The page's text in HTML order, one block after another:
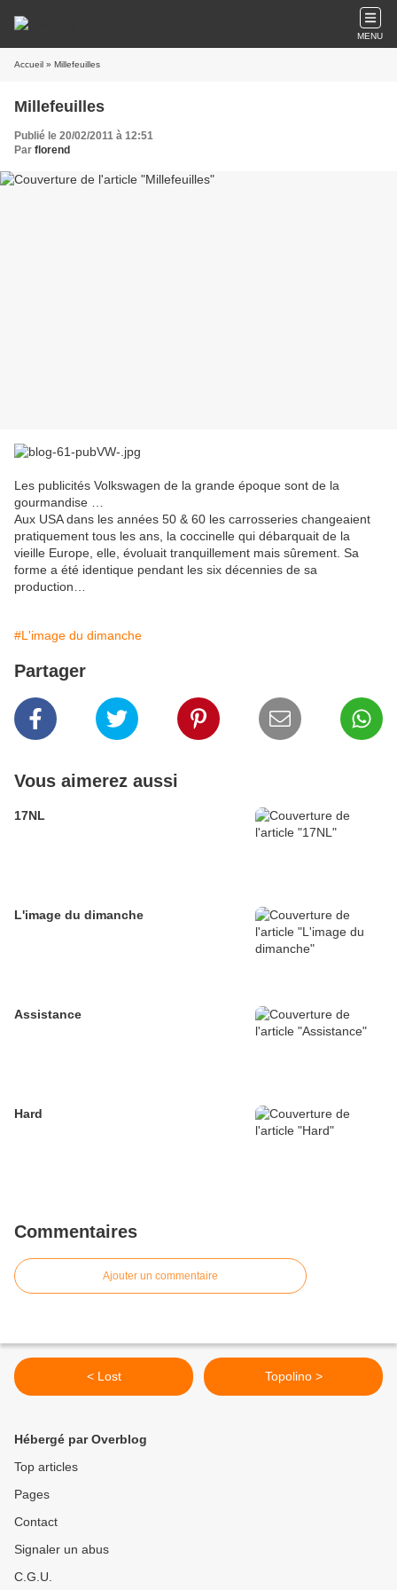
MENU
Accueil » Millefeuilles
Millefeuilles
Publié le 20/02/2011 à 12:51
Par florend
Les publicités Volkswagen de la grande époque sont de la
gourmandise …
Aux USA dans les années 50 & 60 les carrosseries changeaient
pratiquement tous les ans, la coccinelle qui débarquait de la
vieille Europe, elle, évoluait tranquillement mais sûrement. Sa
forme a été identique pendant les six décennies de sa
production…
#L'image du dimanche
Partager
Vous aimerez aussi
17NL
L'image du dimanche
Assistance
Hard
Commentaires
Ajouter un commentaire
< Lost Topolino >
Hébergé par Overblog
Top articles
Pages
Contact
Signaler un abus
C.G.U.